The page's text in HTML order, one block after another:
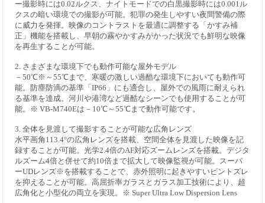
ー撮影時には0.02ルクス、ナイトモードでの白黒撮影時には0.001ル
クスの暗い環境での撮影が可能。犯罪の発生しやすい夜間警備の際
に威力を発揮。映像のコントラストを最適に調整する「かすみ補
正」機能を搭載し、早朝の霧やかすみがかった状況でも鮮明な映像
を再生することが可能。
2. さまざまな環境下でも動作可能な屋外モデル
－50℃※～55℃まで、寒暖の激しい過酷な環境下においても動作可
能。防塵防滴の基準「IP66」にも適合し、屋外での風雨に耐えられ
る基準を達成。河川や港湾など過酷なシーンでも使用することが可
能。※ VB-M740Eは－10℃～55℃まで動作可能です。
3. 全体を見渡して撮影することが可能な広角レンズ
水平画角113.4°の広角レンズを搭載、空間全体を見渡した映像を記
録することが可能。光学2.4倍のAF対応ズームレンズを搭載。デジタ
ルズーム4倍と併せて約10倍まで拡大して映像監視が可能。スーパ
ーUDレンズ※を搭載することで、赤外照明に起きやすいピントズレ
を抑えることが可能。高屈折率ガラスとガラス加工技術により、超
広角化と小型化の両立を実現。※ Super Ultra Low Dispersion Lens